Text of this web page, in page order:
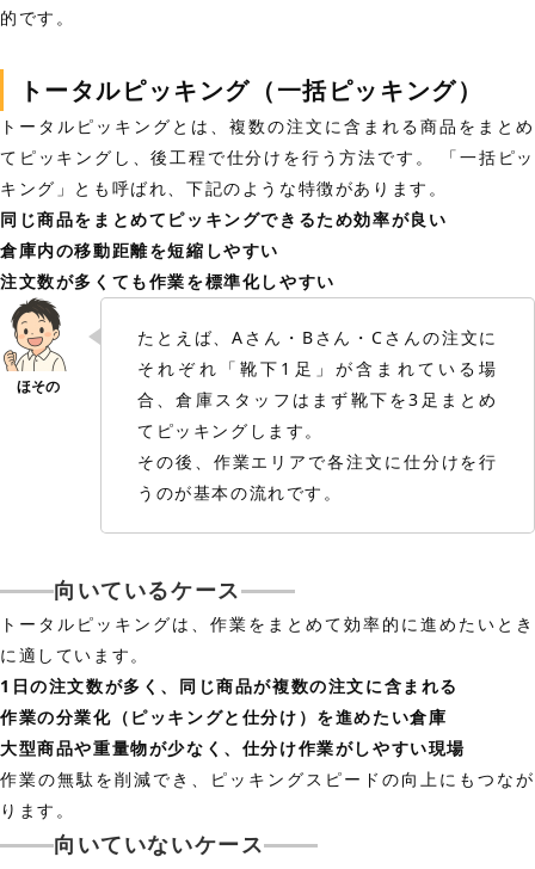
的です。
トータルピッキング（一括ピッキング）
トータルピッキングとは、複数の注文に含まれる商品をまとめ
てピッキングし、後工程で仕分けを行う方法です。 「一括ピッ
キング」とも呼ばれ、下記のような特徴があります。
同じ商品をまとめてピッキングできるため効率が良い
倉庫内の移動距離を短縮しやすい
注文数が多くても作業を標準化しやすい
たとえば、Aさん・Bさん・Cさんの注文に
それぞれ「靴下1足」が含まれている場
合、倉庫スタッフはまず靴下を3足まとめ
てピッキングします。
その後、作業エリアで各注文に仕分けを行
うのが基本の流れです。
向いているケース
トータルピッキングは、作業をまとめて効率的に進めたいとき
に適しています。
1日の注文数が多く、同じ商品が複数の注文に含まれる
作業の分業化（ピッキングと仕分け）を進めたい倉庫
大型商品や重量物が少なく、仕分け作業がしやすい現場
作業の無駄を削減でき、ピッキングスピードの向上にもつなが
ります。
向いていないケース